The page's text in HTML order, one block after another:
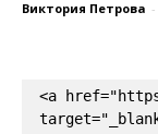
Виктория Петрова -
<a